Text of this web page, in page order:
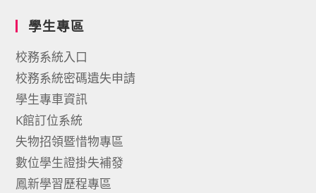
學生專區
校務系統入口
校務系統密碼遺失申請
學生專車資訊
K館訂位系統
失物招領暨惜物專區
數位學生證掛失補發
鳳新學習歷程專區